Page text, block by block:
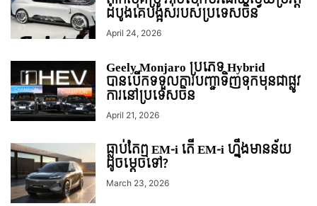
ដំបូងគេបង្អស់របស់ប្រទេសចិន
April 24, 2026
Geely Monjaro ប្រភេទ Hybrid
បានបើកទទួលការបញ្ជាទិញទុកមុនជាផ្លូវ
ការនៅប្រទេសចិន
April 21, 2026
ធ្លាប់តែឮ EM-i តើ EM-i ហ្នឹងមានន័យ
ដូចម្តេចទៅ?
March 23, 2026